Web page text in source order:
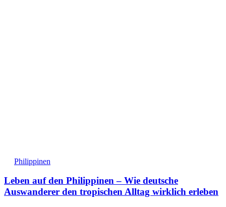
Philippinen
Leben auf den Philippinen – Wie deutsche
Auswanderer den tropischen Alltag wirklich erleben